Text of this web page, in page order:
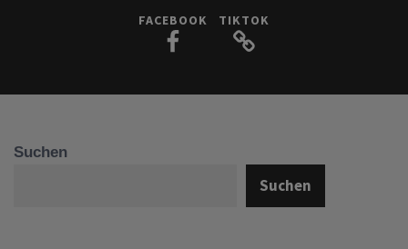
FACEBOOK TIKTOK
Suchen
Suchen